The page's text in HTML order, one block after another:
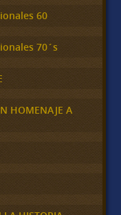
60
70´s
HOMENAJE A